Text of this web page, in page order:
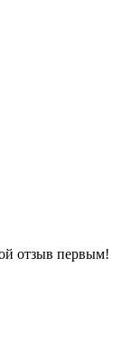
отзыв первым!